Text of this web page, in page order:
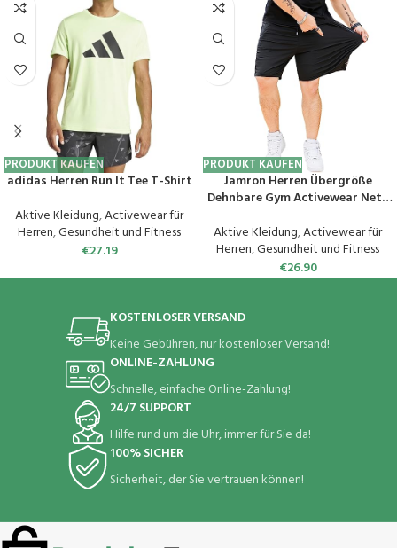
PRODUKT KAUFEN
adidas Herren Run It Tee T-Shirt
Aktive Kleidung,Activewear für
Herren,Gesundheit und Fitness
€27.19
PRODUKT KAUFEN
Jamron Herren Übergröße
Dehnbare Gym Activewear Netz
Trocknend Sport Shorts mit
Reißverschlusstaschen (S-6XL)
Aktive Kleidung,Activewear für
Herren,Gesundheit und Fitness
€26.90
KOSTENLOSER VERSAND
Keine Gebühren, nur kostenloser Versand!
ONLINE-ZAHLUNG
Schnelle, einfache Online-Zahlung!
24/7 SUPPORT
Hilfe rund um die Uhr, immer für Sie da!
100% SICHER
Sicherheit, der Sie vertrauen können!